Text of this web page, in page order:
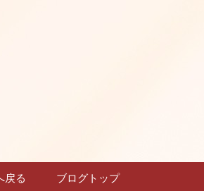
古屋新栄
こちゅう
へ移動
戻る ブログトップ